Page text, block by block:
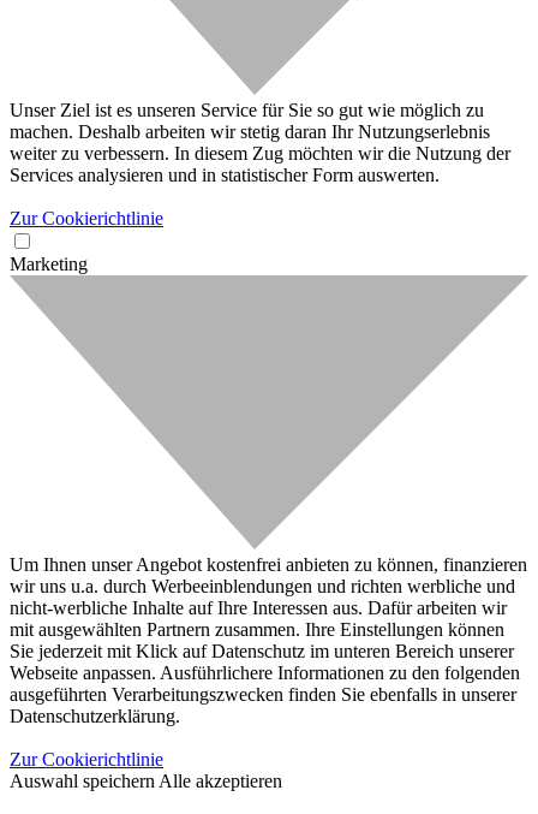
Unser Ziel ist es unseren Service für Sie so gut wie möglich zu
machen. Deshalb arbeiten wir stetig daran Ihr Nutzungserlebnis
weiter zu verbessern. In diesem Zug möchten wir die Nutzung der
Services analysieren und in statistischer Form auswerten.
Zur Cookierichtlinie
Marketing
Um Ihnen unser Angebot kostenfrei anbieten zu können, finanzieren
wir uns u.a. durch Werbeeinblendungen und richten werbliche und
nicht-werbliche Inhalte auf Ihre Interessen aus. Dafür arbeiten wir
mit ausgewählten Partnern zusammen. Ihre Einstellungen können
Sie jederzeit mit Klick auf Datenschutz im unteren Bereich unserer
Webseite anpassen. Ausführlichere Informationen zu den folgenden
ausgeführten Verarbeitungszwecken finden Sie ebenfalls in unserer
Datenschutzerklärung.
Zur Cookierichtlinie
Auswahl speichern Alle akzeptieren